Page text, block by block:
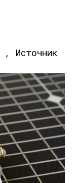
Источник